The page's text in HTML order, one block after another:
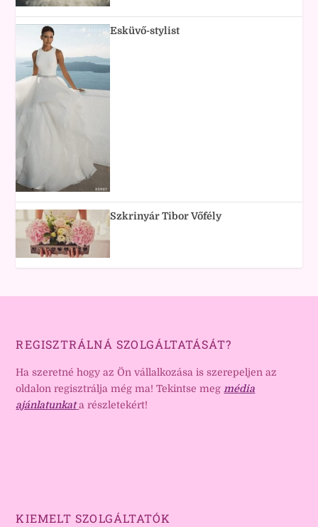
Esküvő-stylist
Szkrinyár Tibor Vőfély
REGISZTRÁLNÁ SZOLGÁLTATÁSÁT?
Ha szeretné hogy az Ön vállalkozása is szerepeljen az
oldalon regisztrálja még ma! Tekintse meg média
ajánlatunkat a részletekért!
KIEMELT SZOLGÁLTATÓK